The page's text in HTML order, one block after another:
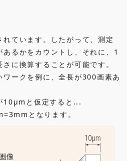
ています。したがって、測定
るかをカウントし、それに、1
に換算することが可能です。
ークを例に、全長が300画素あ
10μmと仮定すると...
となります。